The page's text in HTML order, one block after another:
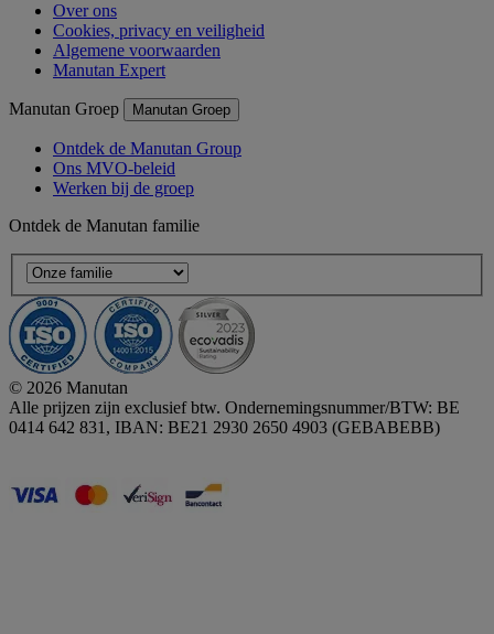
Over ons
Cookies, privacy en veiligheid
Algemene voorwaarden
Manutan Expert
Manutan Groep Manutan Groep
Ontdek de Manutan Group
Ons MVO-beleid
Werken bij de groep
Ontdek de Manutan familie
© 2026 Manutan
Alle prijzen zijn exclusief btw. Ondernemingsnummer/BTW: BE
0414 642 831, IBAN: BE21 2930 2650 4903 (GEBABEBB)